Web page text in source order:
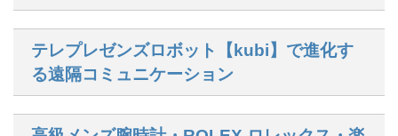
テレプレゼンズロボット【kubi】で進化す
る遠隔コミュニケーション